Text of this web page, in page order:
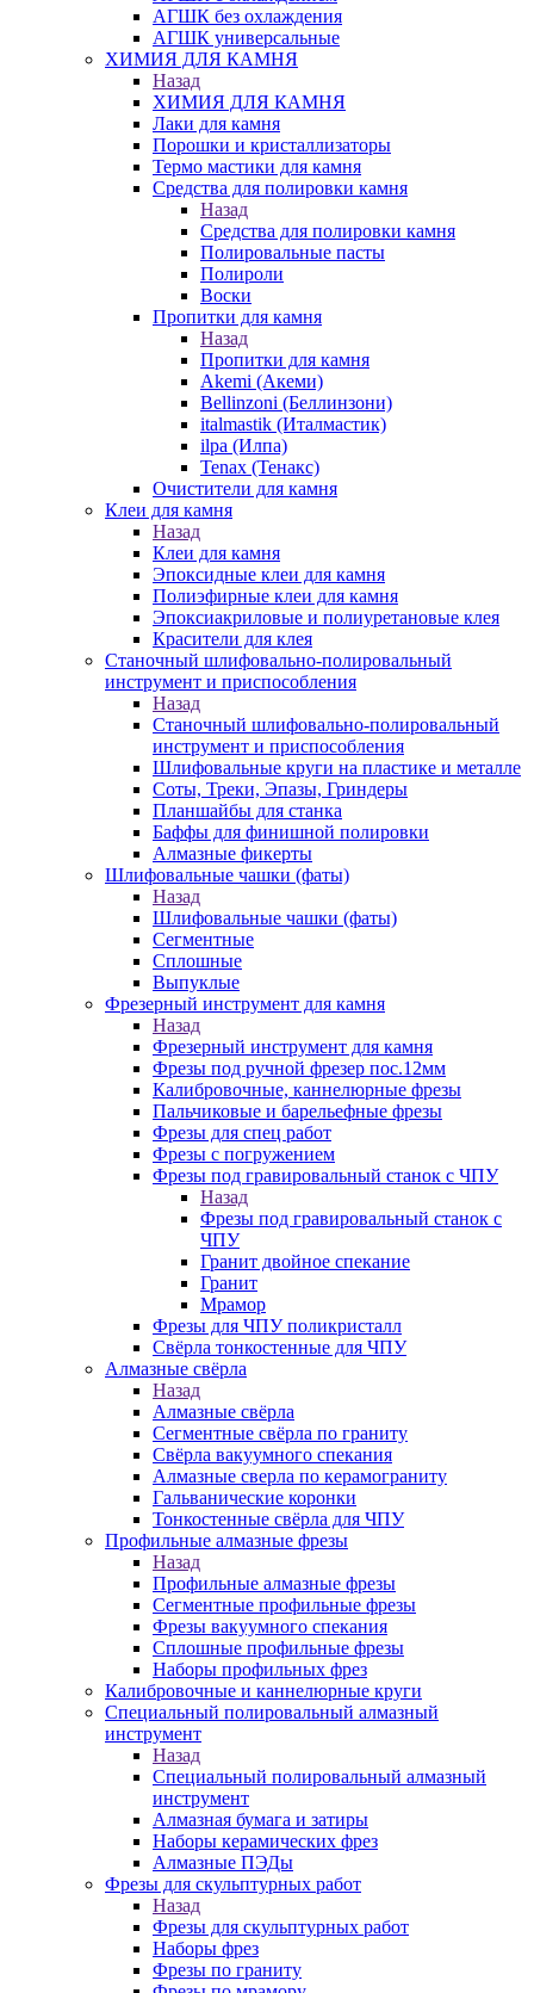
АГШК без охлаждения
АГШК универсальные
ХИМИЯ ДЛЯ КАМНЯ
Назад
ХИМИЯ ДЛЯ КАМНЯ
Лаки для камня
Порошки и кристаллизаторы
Термо мастики для камня
Средства для полировки камня
Назад
Средства для полировки камня
Полировальные пасты
Полироли
Воски
Пропитки для камня
Назад
Пропитки для камня
Akemi (Акеми)
Bellinzoni (Беллинзони)
italmastik (Италмастик)
ilpa (Илпа)
Tenax (Тенакс)
Очистители для камня
Клеи для камня
Назад
Клеи для камня
Эпоксидные клеи для камня
Полиэфирные клеи для камня
Эпоксиакриловые и полиуретановые клея
Красители для клея
Станочный шлифовально-полировальный
инструмент и приспособления
Назад
Станочный шлифовально-полировальный
инструмент и приспособления
Шлифовальные круги на пластике и металле
Соты, Треки, Эпазы, Гриндеры
Планшайбы для станка
Баффы для финишной полировки
Алмазные фикерты
Шлифовальные чашки (фаты)
Назад
Шлифовальные чашки (фаты)
Сегментные
Сплошные
Выпуклые
Фрезерный инструмент для камня
Назад
Фрезерный инструмент для камня
Фрезы под ручной фрезер пос.12мм
Калибровочные, каннелюрные фрезы
Пальчиковые и барельефные фрезы
Фрезы для спец работ
Фрезы с погружением
Фрезы под гравировальный станок с ЧПУ
Назад
Фрезы под гравировальный станок с
ЧПУ
Гранит двойное спекание
Гранит
Мрамор
Фрезы для ЧПУ поликристалл
Свёрла тонкостенные для ЧПУ
Алмазные свёрла
Назад
Алмазные свёрла
Сегментные свёрла по граниту
Свёрла вакуумного спекания
Алмазные сверла по керамограниту
Гальванические коронки
Тонкостенные свёрла для ЧПУ
Профильные алмазные фрезы
Назад
Профильные алмазные фрезы
Сегментные профильные фрезы
Фрезы вакуумного спекания
Сплошные профильные фрезы
Наборы профильных фрез
Калибровочные и каннелюрные круги
Специальный полировальный алмазный
инструмент
Назад
Специальный полировальный алмазный
инструмент
Алмазная бумага и затиры
Наборы керамических фрез
Алмазные ПЭДы
Фрезы для скульптурных работ
Назад
Фрезы для скульптурных работ
Наборы фрез
Фрезы по граниту